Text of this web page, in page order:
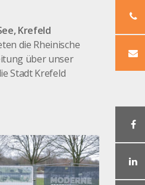
Krefeld
die Rheinische
über unser
Stadt Krefeld